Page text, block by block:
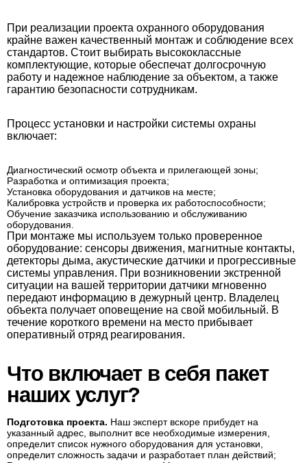
При реализации проекта охранного оборудования
крайне важен качественный монтаж и соблюдение всех
стандартов. Стоит выбирать высококлассные
комплектующие, которые обеспечат долгосрочную
работу и надежное наблюдение за объектом, а также
гарантию безопасности сотрудникам.
Процесс установки и настройки системы охраны
включает:
Диагностический осмотр объекта и прилегающей зоны;
Разработка и оптимизация проекта;
Установка оборудования и датчиков на месте;
Калибровка устройств и проверка их работоспособности;
Обучение заказчика использованию и обслуживанию
оборудования.
При монтаже мы используем только проверенное
оборудование: сенсоры движения, магнитные контакты,
детекторы дыма, акустические датчики и прогрессивные
системы управления. При возникновении экстренной
ситуации на вашей территории датчики мгновенно
передают информацию в дежурный центр. Владелец
объекта получает оповещение на свой мобильный. В
течение короткого времени на место прибывает
оперативный отряд реагирования.
Что включает в себя пакет
наших услуг?
Подготовка проекта. Наш эксперт вскоре прибудет на
указанный адрес, выполнит все необходимые измерения,
определит список нужного оборудования для установки,
определит сложность задачи и разработает план действий;